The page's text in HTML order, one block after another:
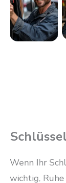
Wenn Ihr
wichtig,